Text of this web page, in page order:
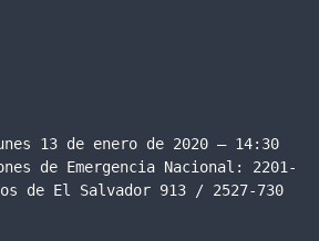
13 de enero de 2020 – 14:30
de Emergencia Nacional: 2201-
de El Salvador 913 / 2527-730